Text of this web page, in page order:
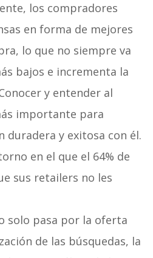
los compradores
en forma de mejores
lo que no siempre va
bajos e incrementa la
y entender al
importante para
duradera y exitosa con él.
en el que el 64% de
sus retailers no les
solo pasa por la oferta
de las búsquedas, la